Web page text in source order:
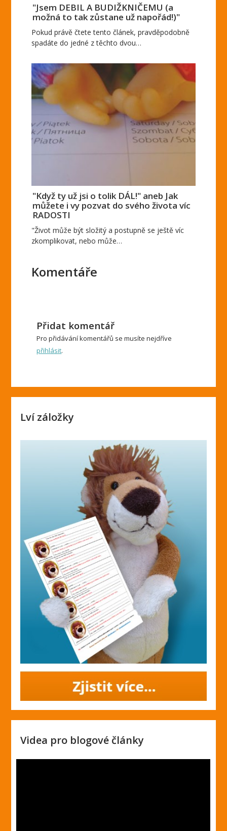
"Jsem DEBIL A BUDIŽKNIČEMU (a
možná to tak zůstane už napořád!)"
Pokud právě čtete tento článek, pravděpodobně
spadáte do jedné z těchto dvou…
"Když ty už jsi o tolik DÁL!" aneb Jak
můžete i vy pozvat do svého života víc
RADOSTI
"Život může být složitý a postupně se ještě víc
zkomplikovat, nebo může…
Komentáře
Přidat komentář
Pro přidávání komentářů se musíte nejdříve
přihlásit.
Lví záložky
Videa pro blogové články